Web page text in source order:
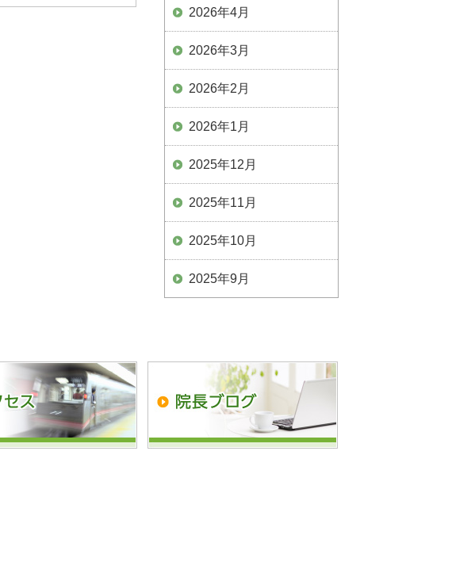
2026年4月
2026年3月
2026年2月
2026年1月
2025年12月
2025年11月
2025年10月
2025年9月